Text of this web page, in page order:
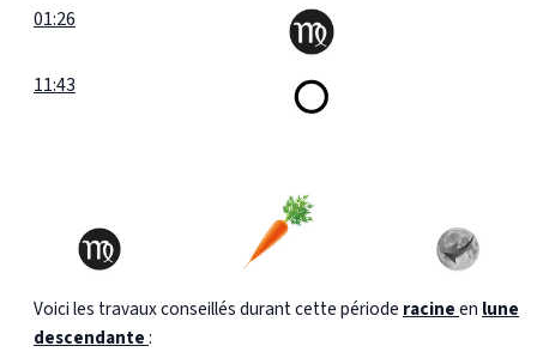
01:26
11:43
Voici les travaux conseillés durant cette période racineen lune
descendante: